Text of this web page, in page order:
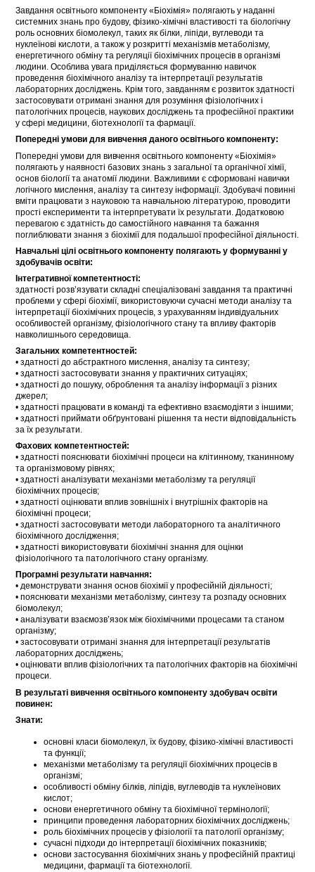
Завдання освітнього компоненту «Біохімія» полягають у наданні
системних знань про будову, фізико-хімічні властивості та біологічну
роль основних біомолекул, таких як білки, ліпіди, вуглеводи та
нуклеїнові кислоти, а також у розкритті механізмів метаболізму,
енергетичного обміну та регуляції біохімічних процесів в організмі
людини. Особлива увага приділяється формуванню навичок
проведення біохімічного аналізу та інтерпретації результатів
лабораторних досліджень. Крім того, завданням є розвиток здатності
застосовувати отримані знання для розуміння фізіологічних і
патологічних процесів, наукових досліджень та професійної практики
у сфері медицини, біотехнології та фармації.
Попередні умови для вивчення даного освітнього компоненту:
Попередні умови для вивчення освітнього компоненту «Біохімія»
полягають у наявності базових знань з загальної та органічної хімії,
основ біології та анатомії людини. Важливими є сформовані навички
логічного мислення, аналізу та синтезу інформації. Здобувачі повинні
вміти працювати з науковою та навчальною літературою, проводити
прості експерименти та інтерпретувати їх результати. Додатковою
перевагою є здатність до самостійного навчання та бажання
поглиблювати знання з біохімії для подальшої професійної діяльності.
Навчальні цілі освітнього компоненту полягають у формуванні у
здобувачів освіти:
Інтегративної компетентності:
здатності розв’язувати складні спеціалізовані завдання та практичні
проблеми у сфері біохімії, використовуючи сучасні методи аналізу та
інтерпретації біохімічних процесів, з урахуванням індивідуальних
особливостей організму, фізіологічного стану та впливу факторів
навколишнього середовища.
Загальних компетентностей:
• здатності до абстрактного мислення, аналізу та синтезу;
• здатності застосовувати знання у практичних ситуаціях;
• здатності до пошуку, оброблення та аналізу інформації з різних
джерел;
• здатності працювати в команді та ефективно взаємодіяти з іншими;
• здатності приймати обґрунтовані рішення та нести відповідальність
за їх результати.
Фахових компетентностей:
• здатності пояснювати біохімічні процеси на клітинному, тканинному
та організмовому рівнях;
• здатності аналізувати механізми метаболізму та регуляції
біохімічних процесів;
• здатності оцінювати вплив зовнішніх і внутрішніх факторів на
біохімічні процеси;
• здатності застосовувати методи лабораторного та аналітичного
біохімічного дослідження;
• здатності використовувати біохімічні знання для оцінки
фізіологічного та патологічного стану організму.
Програмні результати навчання:
• демонструвати знання основ біохімії у професійній діяльності;
• пояснювати механізми метаболізму, синтезу та розпаду основних
біомолекул;
• аналізувати взаємозв’язок між біохімічними процесами та станом
організму;
• застосовувати отримані знання для інтерпретації результатів
лабораторних досліджень;
• оцінювати вплив фізіологічних та патологічних факторів на біохімічні
процеси.
В результаті вивчення освітнього компоненту здобувач освіти
повинен:
Знати:
основні класи біомолекул, їх будову, фізико-хімічні властивості
та функції;
механізми метаболізму та регуляції біохімічних процесів в
організмі;
особливості обміну білків, ліпідів, вуглеводів та нуклеїнових
кислот;
основи енергетичного обміну та біохімічної термінології;
принципи проведення лабораторних біохімічних досліджень;
роль біохімічних процесів у фізіології та патології організму;
сучасні підходи до інтерпретації біохімічних показників;
основи застосування біохімічних знань у професійній практиці
медицини, фармації та біотехнології.